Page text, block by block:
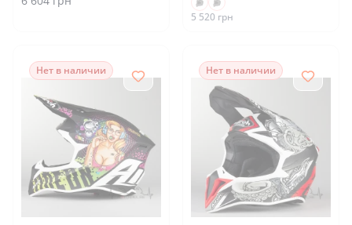
5 520 грн
Нет в наличии Нет в наличии